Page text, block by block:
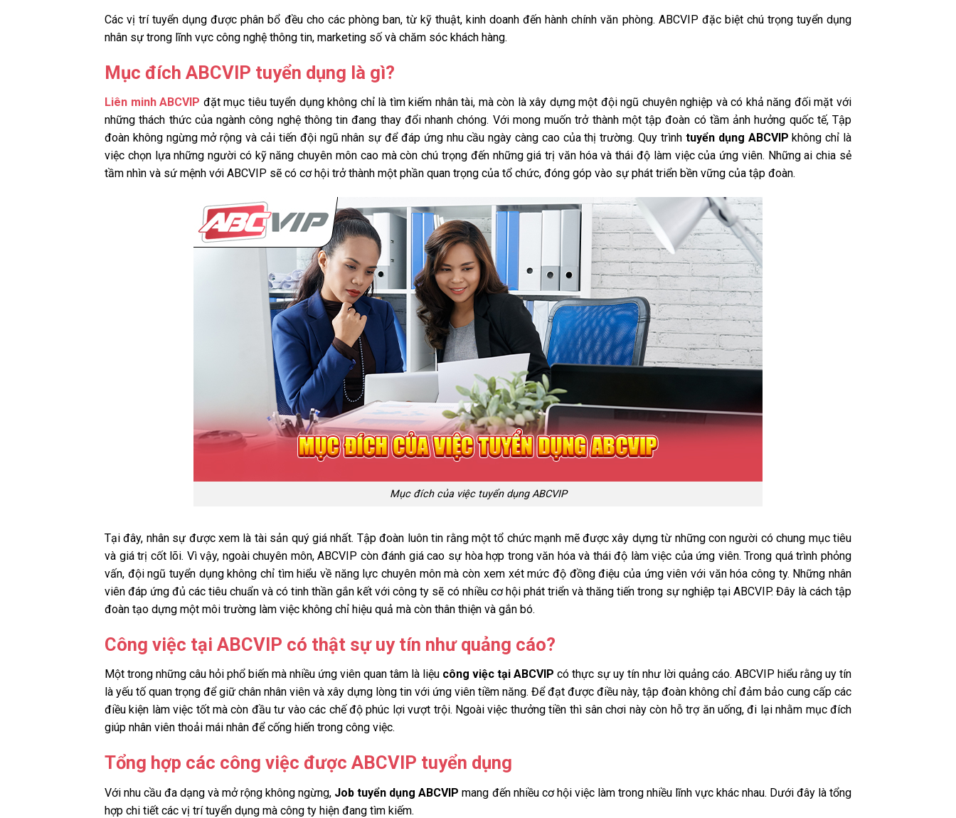
Các vị trí tuyển dụng được phân bổ đều cho các phòng ban, từ kỹ thuật, kinh doanh đến hành chính văn phòng. ABCVIP đặc biệt chú trọng tuyển dụng
nhân sự trong lĩnh vực công nghệ thông tin, marketing số và chăm sóc khách hàng.
Mục đích ABCVIP tuyển dụng là gì?
Liên minh ABCVIP đặt mục tiêu tuyển dụng không chỉ là tìm kiếm nhân tài, mà còn là xây dựng một đội ngũ chuyên nghiệp và có khả năng đối mặt với
những thách thức của ngành công nghệ thông tin đang thay đổi nhanh chóng. Với mong muốn trở thành một tập đoàn có tầm ảnh hưởng quốc tế, Tập
đoàn không ngừng mở rộng và cải tiến đội ngũ nhân sự để đáp ứng nhu cầu ngày càng cao của thị trường. Quy trình tuyển dụng ABCVIP không chỉ là
việc chọn lựa những người có kỹ năng chuyên môn cao mà còn chú trọng đến những giá trị văn hóa và thái độ làm việc của ứng viên. Những ai chia sẻ
tầm nhìn và sứ mệnh với ABCVIP sẽ có cơ hội trở thành một phần quan trọng của tổ chức, đóng góp vào sự phát triển bền vững của tập đoàn.
Mục đích của việc tuyển dụng ABCVIP
Tại đây, nhân sự được xem là tài sản quý giá nhất. Tập đoàn luôn tin rằng một tổ chức mạnh mẽ được xây dựng từ những con người có chung mục tiêu
và giá trị cốt lõi. Vì vậy, ngoài chuyên môn, ABCVIP còn đánh giá cao sự hòa hợp trong văn hóa và thái độ làm việc của ứng viên. Trong quá trình phỏng
vấn, đội ngũ tuyển dụng không chỉ tìm hiểu về năng lực chuyên môn mà còn xem xét mức độ đồng điệu của ứng viên với văn hóa công ty. Những nhân
viên đáp ứng đủ các tiêu chuẩn và có tinh thần gắn kết với công ty sẽ có nhiều cơ hội phát triển và thăng tiến trong sự nghiệp tại ABCVIP. Đây là cách tập
đoàn tạo dựng một môi trường làm việc không chỉ hiệu quả mà còn thân thiện và gắn bó.
Công việc tại ABCVIP có thật sự uy tín như quảng cáo?
Một trong những câu hỏi phổ biến mà nhiều ứng viên quan tâm là liệu công việc tại ABCVIP có thực sự uy tín như lời quảng cáo. ABCVIP hiểu rằng uy tín
là yếu tố quan trọng để giữ chân nhân viên và xây dựng lòng tin với ứng viên tiềm năng. Để đạt được điều này, tập đoàn không chỉ đảm bảo cung cấp các
điều kiện làm việc tốt mà còn đầu tư vào các chế độ phúc lợi vượt trội. Ngoài việc thưởng tiền thì sân chơi này còn hỗ trợ ăn uống, đi lại nhằm mục đích
giúp nhân viên thoải mái nhân để cống hiến trong công việc.
Tổng hợp các công việc được ABCVIP tuyển dụng
Với nhu cầu đa dạng và mở rộng không ngừng, Job tuyển dụng ABCVIP mang đến nhiều cơ hội việc làm trong nhiều lĩnh vực khác nhau. Dưới đây là tổng
hợp chi tiết các vị trí tuyển dụng mà công ty hiện đang tìm kiếm.